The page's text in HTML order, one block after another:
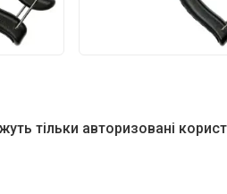
тільки авторизовані